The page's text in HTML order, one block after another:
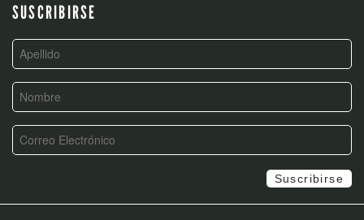
SUSCRIBIRSE